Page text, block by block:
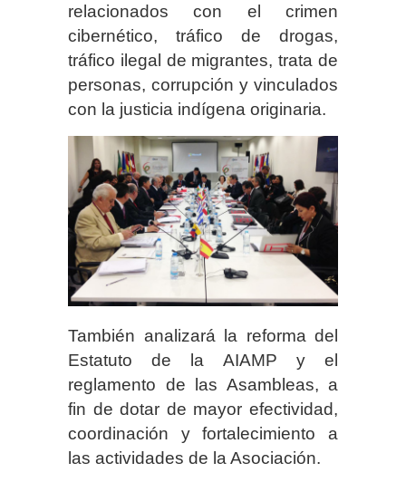
relacionados con el crimen
cibernético, tráfico de drogas,
tráfico ilegal de migrantes, trata de
personas, corrupción y vinculados
con la justicia indígena originaria.
También analizará la reforma del
Estatuto de la AIAMP y el
reglamento de las Asambleas, a
fin de dotar de mayor efectividad,
coordinación y fortalecimiento a
las actividades de la Asociación.